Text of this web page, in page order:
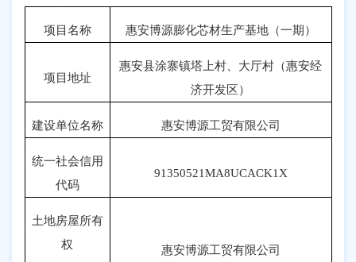
项目名称 惠安博源膨化芯材生产基地（一期）
项目地址
惠安县涂寨镇塔上村、大厅村（惠安经
济开发区）
建设单位名称 惠安博源工贸有限公司
统一社会信用
代码
91350521MA8UCACK1X
土地房屋所有
权
惠安博源工贸有限公司